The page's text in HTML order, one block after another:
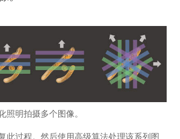
照明拍摄多个图像。
此过程。然后使用高级算法处理该系列图